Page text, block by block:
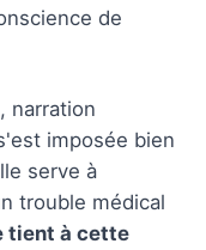
de
narration
imposée bien
serve à
trouble médical
tient à cette